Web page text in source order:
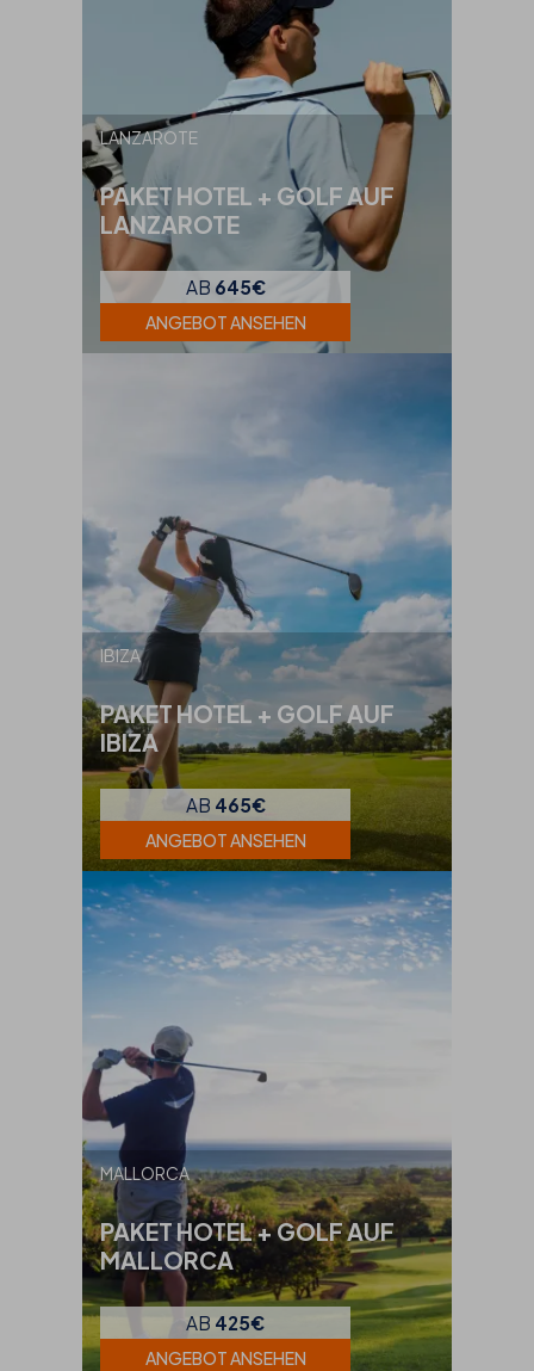
LANZAROTE
PAKET HOTEL + GOLF AUF
LANZAROTE
AB 645€
ANGEBOT ANSEHEN
IBIZA
PAKET HOTEL + GOLF AUF
IBIZA
AB 465€
ANGEBOT ANSEHEN
MALLORCA
PAKET HOTEL + GOLF AUF
MALLORCA
AB 425€
ANGEBOT ANSEHEN